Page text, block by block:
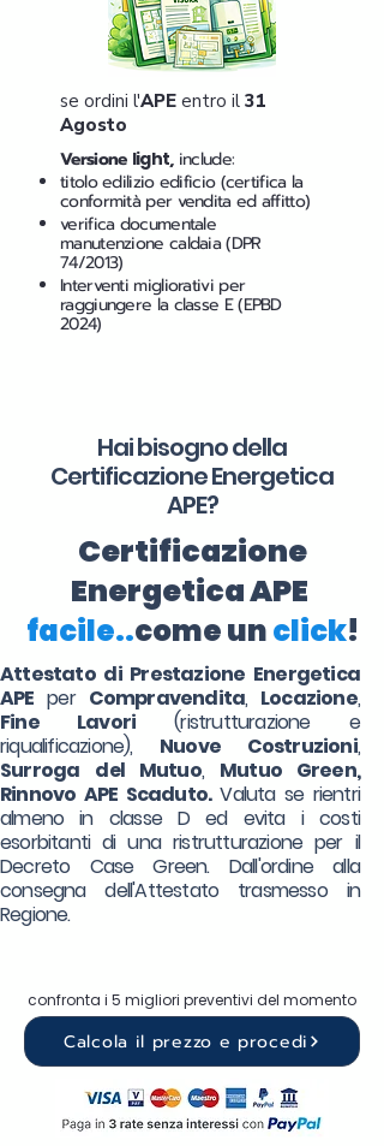
se ordini l'APE entro il 31
Agosto
Versione light,include:
titolo edilizio edificio (certifica la
conformità per vendita ed affitto)
verifica documentale
manutenzione caldaia (DPR
74/2013)
Interventi migliorativi per
raggiungere la classe E (EPBD
2024)
Hai bisogno della
Certificazione Energetica
APE?
Certificazione
Energetica APE
facile..come unclick!
Attestato di Prestazione Energetica
APE per Compravendita, Locazione,
Fine Lavori (ristrutturazione e
riqualificazione), Nuove Costruzioni,
Surroga
del Mutuo, Mutuo Green,
Rinnovo APE Scaduto.Valuta se rientri
almeno in classe D ed evita i costi
esorbitanti di una ristrutturazione per il
Decreto Case Green. Dall'ordine alla
consegna dell'Attestato trasmesso in
Regione.
confronta i 5 migliori preventivi del momento
Calcola il prezzo e procedi